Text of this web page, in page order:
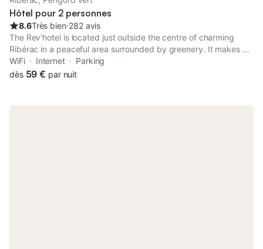
Hôtel pour 2 personnes
8.6Très bien⋅282 avis
The Rev'hotel is located just outside the centre of charming
Ribérac in a peaceful area surrounded by greenery. It makes a
tranquil base for exploring the beautiful Périgord Vert
countryside.
WiFi Internet
Parking
dès 59 € par nuit